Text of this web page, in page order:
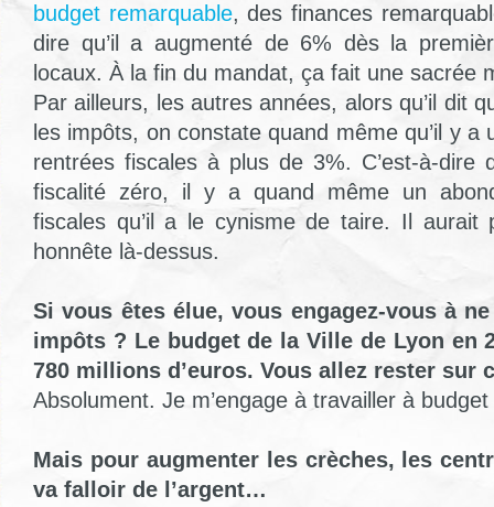
budget remarquable, des finances
dire qu’il a augmenté de 6% dès la
locaux. À la fin du mandat, ça fait une sacrée
Par ailleurs, les autres années, alors qu’il dit
les impôts, on constate quand même qu’il y a
rentrées fiscales à plus de 3%. C’est-à-dire
fiscalité zéro, il y a quand même un
fiscales qu’il a le cynisme de taire. Il aurait
honnête là-dessus.
Si vous êtes élue, vous engagez-vous à
impôts ? Le budget de la Ville de Lyon en
780 millions d’euros. Vous allez rester sur
Absolument. Je m’engage à travailler à
Mais pour augmenter les crèches, les
va falloir de l’argent…